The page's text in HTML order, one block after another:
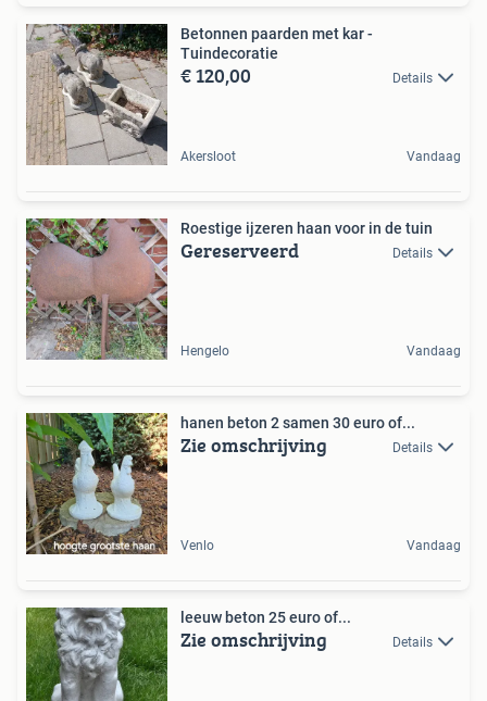
Betonnen paarden met kar -
Tuindecoratie
€ 120,00 Details
Akersloot Vandaag
Roestige ijzeren haan voor in de tuin
Gereserveerd Details
Hengelo Vandaag
hanen beton 2 samen 30 euro of...
Zie omschrijving Details
Venlo Vandaag
leeuw beton 25 euro of...
Zie omschrijving Details